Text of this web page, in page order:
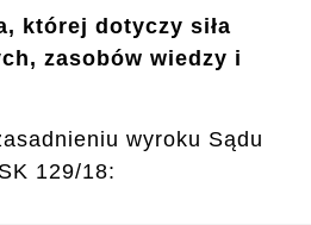
której dotyczy siła
zasobów wiedzy i
wyroku Sądu
129/18: